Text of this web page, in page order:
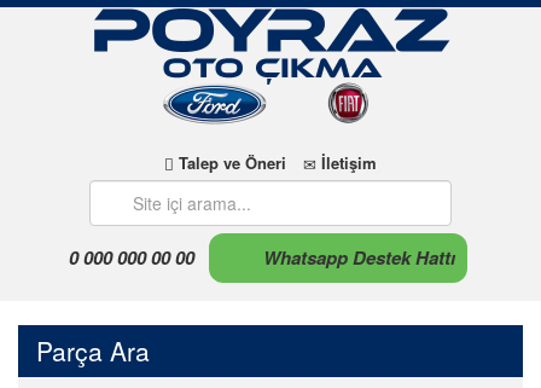
Talep ve Öneri İletişim
0 000 000 00 00 Whatsapp Destek Hattı
Parça Ara